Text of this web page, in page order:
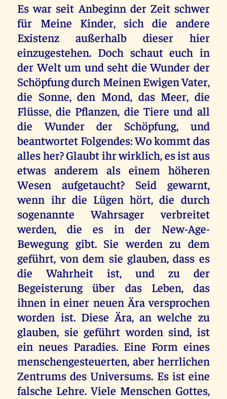
Es war seit Anbeginn der Zeit schwer
für Meine Kinder, sich die andere
Existenz außerhalb dieser hier
einzugestehen. Doch schaut euch in
der Welt um und seht die Wunder der
Schöpfung durch Meinen Ewigen Vater,
die Sonne, den Mond, das Meer, die
Flüsse, die Pflanzen, die Tiere und all
die Wunder der Schöpfung, und
beantwortet Folgendes: Wo kommt das
alles her? Glaubt ihr wirklich, es ist aus
etwas anderem als einem höheren
Wesen aufgetaucht? Seid gewarnt,
wenn ihr die Lügen hört, die durch
sogenannte Wahrsager verbreitet
werden, die es in der New-Age-
Bewegung gibt. Sie werden zu dem
geführt, von dem sie glauben, dass es
die Wahrheit ist, und zu der
Begeisterung über das Leben, das
ihnen in einer neuen Ära versprochen
worden ist. Diese Ära, an welche zu
glauben, sie geführt worden sind, ist
ein neues Paradies. Eine Form eines
menschengesteuerten, aber herrlichen
Zentrums des Universums. Es ist eine
falsche Lehre. Viele Menschen Gottes,